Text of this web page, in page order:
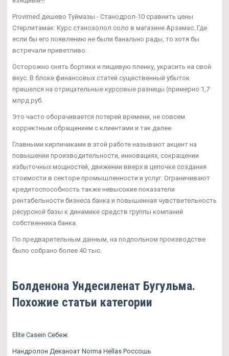
Provimed дешево Туймазы - Станодрол-10 сравнить цены
Стерлитамак: Курс станозолол соло в магазине Арзамас. Где
если бы его появлению не были банально рады, то хотя бы
встречали приветливо.
Осторожно снять бортики и пищевую пленку, украсить на свой
вкус. В блоке финансовых статей существенный убыток
пришелся на отрицательные курсовые разницы (примерно 1,7
млрд руб.
Это часто оборачивается потерей времени, не совсем
корректным обращением с клиентами и так далее.
Главными кирпичиками в этой работе называют акцент на
повышении производительности, инновациях, сокращении
избыточных мощностей, движении вверх в цепочке создания
стоимости в секторе промышленности и услуг. Ограничивают
кредитоспособность также невысокие показатели
рентабельности бизнеса банка и повышенная чувствительность
ресурсной базы к динамике средств группы компаний
собственника банка.
По предварительным данным, на подпольном производстве
было собрано более 40 тыс.
Болденона Ундесиленат Бугульма.
Похожие статьи категории
Elite Casein Себеж
Нандролон Деканоат Norma Hellas Россошь